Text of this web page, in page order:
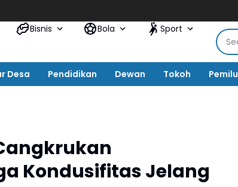
Bisnis Bola Sport
Desa Pendidikan Dewan Tokoh Pemilu
Kondusifitas Jelang